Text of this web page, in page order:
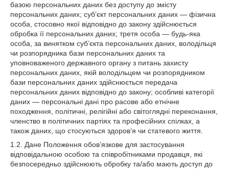
базою персональних даних без доступу до змісту
персональних даних; суб’єкт персональних даних — фізична
особа, стосовно якої відповідно до закону здійснюється
обробка її персональних даних; третя особа — будь-яка
особа, за винятком суб’єкта персональних даних, володільця
чи розпорядника бази персональних даних та
уповноваженого державного органу з питань захисту
персональних даних, якій володільцем чи розпорядником
бази персональних даних здійснюється передача
персональних даних відповідно до закону; особливі категорії
даних — персональні дані про расове або етнічне
походження, політичні, релігійні або світоглядні переконання,
членство в політичних партіях та професійних спілках, а
також даних, що стосуються здоров’я чи статевого життя.
1.2. Дане Положення обов’язкове для застосування
відповідальною особою та співробітниками продавця, які
безпосередньо здійснюють обробку та/або мають доступ до